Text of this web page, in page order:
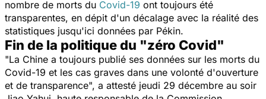
nombre de morts du Covid-19 ont toujours été
transparentes, en dépit d'un décalage avec la réalité des
statistiques jusqu'ici données par Pékin.
Fin de la politique du "zéro Covid"
"La Chine a toujours publié ses données sur les morts du
Covid-19 et les cas graves dans une volonté d'ouverture
et de transparence", a attesté jeudi 29 décembre au soir